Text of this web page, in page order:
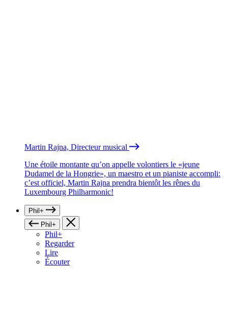
Martin Rajna, Directeur musical
Une étoile montante qu’on appelle volontiers le «jeune
Dudamel de la Hongrie», un maestro et un pianiste accompli:
c’est officiel, Martin Rajna prendra bientôt les rênes du
Luxembourg Philharmonic!
Phil+
Phil+
Phil+
Regarder
Lire
Écouter